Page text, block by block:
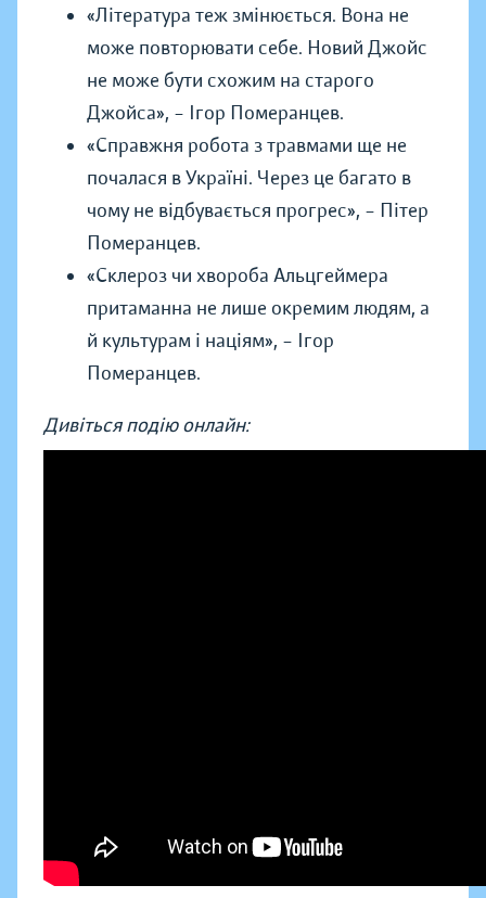
«Література теж змінюється. Вона не
може повторювати себе. Новий Джойс
не може бути схожим на старого
Джойса», – Ігор Померанцев.
«Справжня робота з травмами ще не
почалася в Україні. Через це багато в
чому не відбувається прогрес», – Пітер
Померанцев.
«Склероз чи хвороба Альцгеймера
притаманна не лише окремим людям, а
й культурам і націям», – Ігор
Померанцев.
Дивіться подію онлайн: